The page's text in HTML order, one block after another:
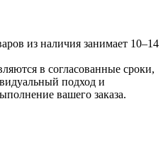
из наличия занимает 10–14
в согласованные сроки,
подход и
вашего заказа.